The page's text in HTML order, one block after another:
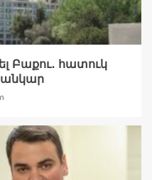
Բաքու․ հատուկ